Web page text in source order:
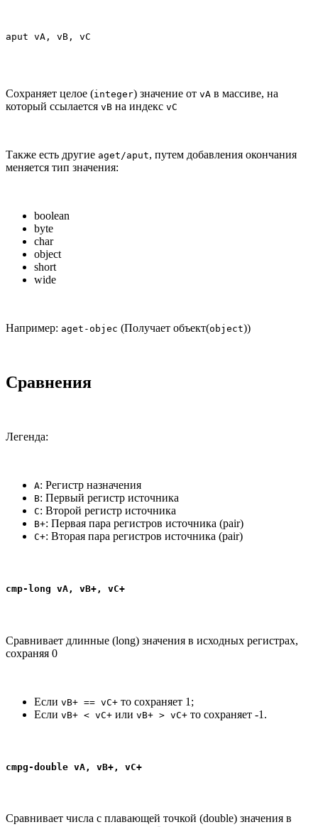
aput vA, vB, vC
Сохраняет целое (integer) значение от vA в массиве, на
который ссылается vB на индекс vC
Также есть другие aget/aput, путем добавления окончания
меняется тип значения:
boolean
byte
char
object
short
wide
Например: aget-objec (Получает объект(object))
Сравнения
Легенда:
A: Регистр назначения
B: Первый регистр источника
C: Второй регистр источника
B+: Первая пара регистров источника (pair)
C+: Вторая пара регистров источника (pair)
cmp-long vA, vB+, vC+
Сравнивает длинные (long) значения в исходных регистрах,
сохраняя 0
Если vB+ == vC+ то сохраняет 1;
Если vB+ < vC+ или vB+ > vC+ то сохраняет -1.
cmpg-double vA, vB+, vC+
Сравнивает числа с плавающей точкой (double) значения в